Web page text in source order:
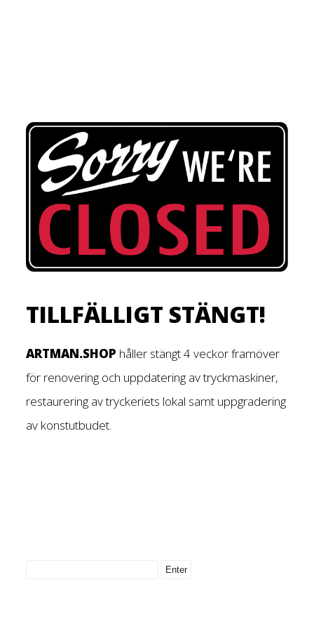
TILLFÄLLIGT STÄNGT!
ARTMAN.SHOP håller stängt 4 veckor framöver
för renovering och uppdatering av tryckmaskiner,
restaurering av tryckeriets lokal samt uppgradering
av konstutbudet.